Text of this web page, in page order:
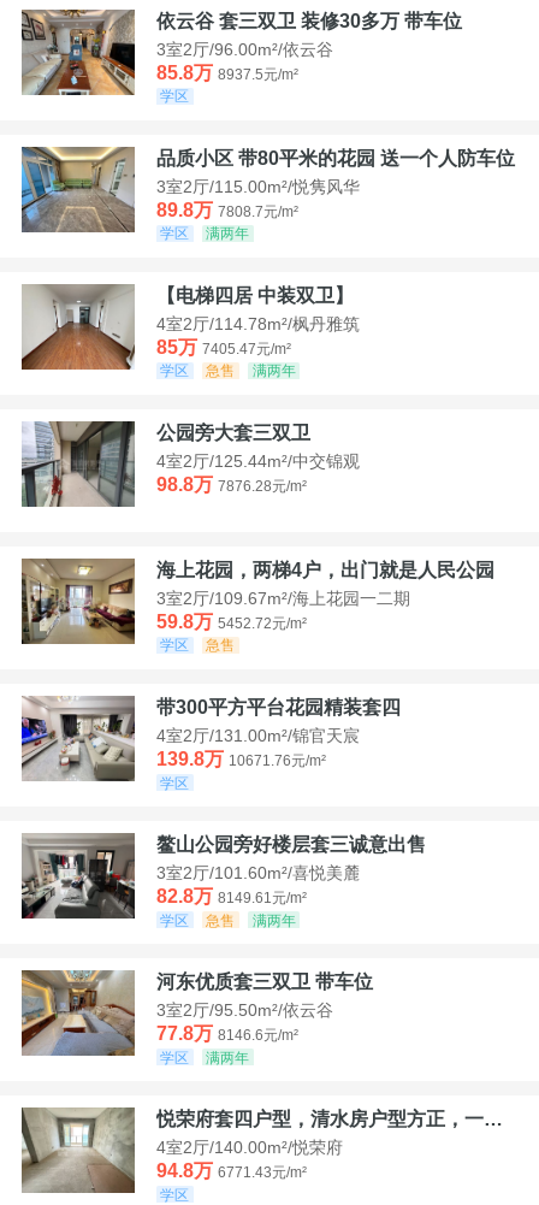
依云谷 套三双卫 装修30多万 带车位
3室2厅/96.00m²/依云谷
85.8万 8937.5元/m²
学区
品质小区 带80平米的花园 送一个人防车位
3室2厅/115.00m²/悦隽风华
89.8万 7808.7元/m²
学区
满两年
【电梯四居 中装双卫】
4室2厅/114.78m²/枫丹雅筑
85万 7405.47元/m²
学区
急售 满两年
公园旁大套三双卫
4室2厅/125.44m²/中交锦观
98.8万 7876.28元/m²
海上花园，两梯4户，出门就是人民公园
3室2厅/109.67m²/海上花园一二期
59.8万 5452.72元/m²
学区
急售
带300平方平台花园精装套四
4室2厅/131.00m²/锦官天宸
139.8万 10671.76元/m²
学区
鳌山公园旁好楼层套三诚意出售
3室2厅/101.60m²/喜悦美麓
82.8万 8149.61元/m²
学区
急售 满两年
河东优质套三双卫 带车位
3室2厅/95.50m²/依云谷
77.8万 8146.6元/m²
学区
满两年
悦荣府套四户型，清水房户型方正，一口价94，8
4室2厅/140.00m²/悦荣府
94.8万 6771.43元/m²
学区